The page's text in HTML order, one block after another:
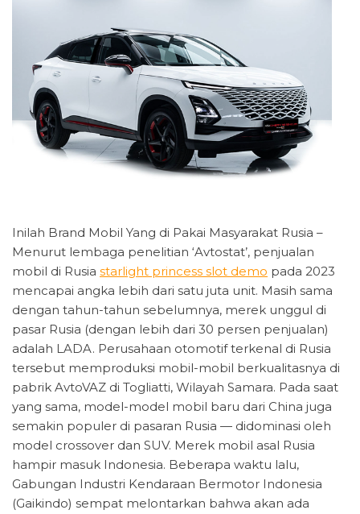
Inilah Brand Mobil Yang di Pakai Masyarakat Rusia –
Menurut lembaga penelitian ‘Avtostat’, penjualan
mobil di Rusia starlight princess slot demo pada 2023
mencapai angka lebih dari satu juta unit. Masih sama
dengan tahun-tahun sebelumnya, merek unggul di
pasar Rusia (dengan lebih dari 30 persen penjualan)
adalah LADA. Perusahaan otomotif terkenal di Rusia
tersebut memproduksi mobil-mobil berkualitasnya di
pabrik AvtoVAZ di Togliatti, Wilayah Samara. Pada saat
yang sama, model-model mobil baru dari China juga
semakin populer di pasaran Rusia — didominasi oleh
model crossover dan SUV. Merek mobil asal Rusia
hampir masuk Indonesia. Beberapa waktu lalu,
Gabungan Industri Kendaraan Bermotor Indonesia
(Gaikindo) sempat melontarkan bahwa akan ada